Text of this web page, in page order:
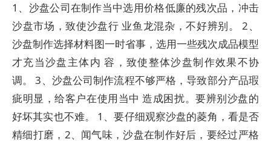
1、沙盘公司在制作当中选用价格低廉的残次品，冲击
沙盘市场，致使沙盘行 业鱼龙混杂，不好辨别。 2、
沙盘制作选择材料图一时省事，选用一些残次成品模型
才充当沙盘主体内 容，致使整体沙盘制作效果不协
调。 3、沙盘公司制作流程不够严格，导致部分产品瑕
疵明显，给客户在使用当中 造成困扰。要辨别沙盘的
好坏其实也不难。 1、要仔细观察沙盘的菱角，看是否
精细打磨，2、闻气味，沙盘在制作好后，要经过严格